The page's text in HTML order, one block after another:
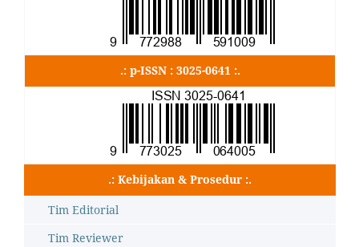
.: p-ISSN : 3025-0641 :.
.: Kebijakan & Prosedur :.
Tim Editorial
Tim Reviewer